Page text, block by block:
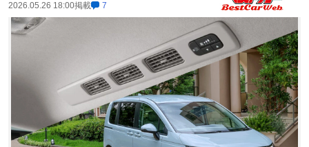
2026.05.26 18:00掲載 7